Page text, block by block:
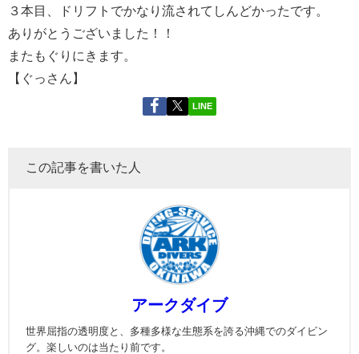
３本目、ドリフトでかなり流されてしんどかったです。
ありがとうございました！！
またもぐりにきます。
【ぐっさん】
LINE
この記事を書いた人
アークダイブ
世界屈指の透明度と、多種多様な生態系を誇る沖縄でのダイビン
グ。楽しいのは当たり前です。